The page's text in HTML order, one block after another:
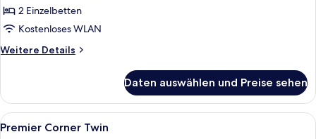
2 Einzelbetten
Kostenloses WLAN
Weitere Details
Weitere
Twin
Daten auswählen und Preise sehen
Alle
Fotos
Ein Hotelzimmer mit zwei Betten,
3
Premier Corner Twin